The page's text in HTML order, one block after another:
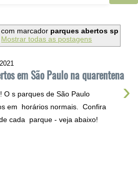
marcador parques abertos sp
Mostrar todas as postagens
em São Paulo na quarentena
›
O s parques de São Paulo
em horários normais. Confira
cada parque - veja abaixo!